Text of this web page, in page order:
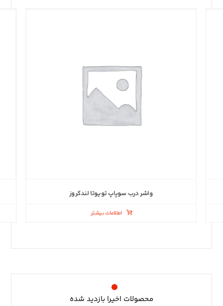
واشر درب سوپاپ تویوتا لندکروز
اطلاعات بیشتر
محصولات اخیرا بازدید شده